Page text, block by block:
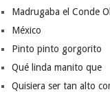
Madrugaba el Conde
México
Pinto pinto gorgorito
Qué linda manito que
Quisiera ser tan alto